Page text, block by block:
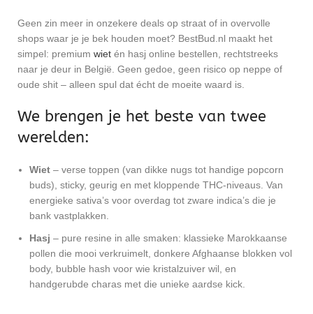
Geen zin meer in onzekere deals op straat of in overvolle
shops waar je je bek houden moet? BestBud.nl maakt het
simpel: premium wiet én hasj online bestellen, rechtstreeks
naar je deur in België. Geen gedoe, geen risico op neppe of
oude shit – alleen spul dat écht de moeite waard is.
We brengen je het beste van twee
werelden:
Wiet – verse toppen (van dikke nugs tot handige popcorn
buds), sticky, geurig en met kloppende THC-niveaus. Van
energieke sativa’s voor overdag tot zware indica’s die je
bank vastplakken.
Hasj – pure resine in alle smaken: klassieke Marokkaanse
pollen die mooi verkruimelt, donkere Afghaanse blokken vol
body, bubble hash voor wie kristalzuiver wil, en
handgerubde charas met die unieke aardse kick.